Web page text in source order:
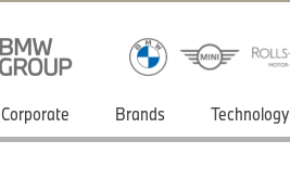
Corporate Brands Technology